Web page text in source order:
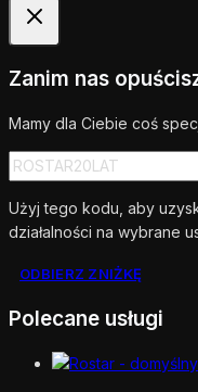
Zanim nas
Mamy dla Ciebie coś
Użyj tego kodu, aby
działalności na wybrane
ODBIERZ ZNIŻKĘ
Polecane usługi